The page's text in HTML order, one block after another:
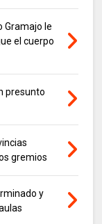
Gramajo le
el cuerpo
presunto
gremios
y